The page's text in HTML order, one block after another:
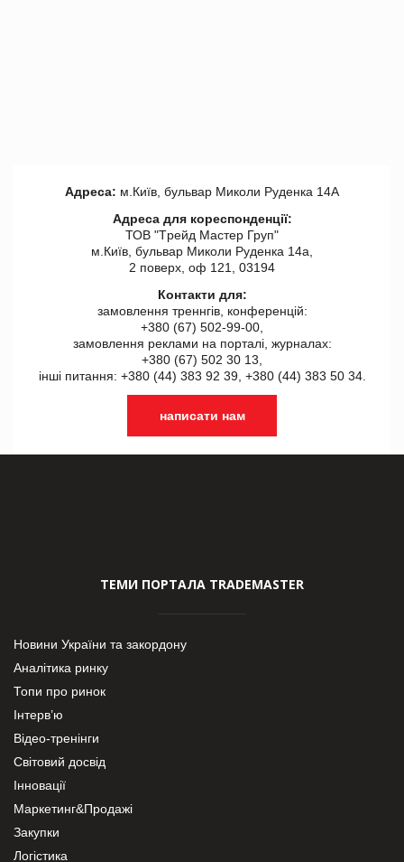
Адреса: м.Київ, бульвар Миколи Руденка 14А
Адреса для кореспонденції:
ТОВ "Tрейд Мастер Груп"
м.Київ, бульвар Миколи Руденка 14а,
2 поверх, оф 121, 03194
Контакти для:
замовлення треннгів, конференцій:
+380 (67) 502-99-00,
замовлення реклами на порталі, журналах:
+380 (67) 502 30 13,
інші питання: +380 (44) 383 92 39, +380 (44) 383 50 34.
написати нам
ТЕМИ ПОРТАЛА TRADEMASTER
Новини України та закордону
Аналітика ринку
Топи про ринок
Інтерв’ю
Відео-тренінги
Світовий досвід
Інновації
Маркетинг&Продажі
Закупки
Логістика